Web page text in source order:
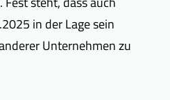
in der Lage sein
Unternehmen zu